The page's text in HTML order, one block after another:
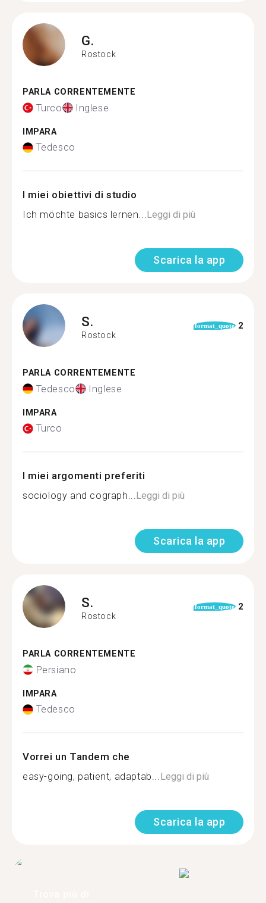
G.
Rostock
PARLA CORRENTEMENTE
Turco Inglese
IMPARA
Tedesco
I miei obiettivi di studio
Ich möchte basics lernen...Leggi di più
Scarica la app
S.
Rostock
format_quote 2
PARLA CORRENTEMENTE
Tedesco Inglese
IMPARA
Turco
I miei argomenti preferiti
sociology and cograph...Leggi di più
Scarica la app
S.
Rostock
format_quote 2
PARLA CORRENTEMENTE
Persiano
IMPARA
Tedesco
Vorrei un Tandem che
easy-going, patient, adaptab...Leggi di più
Scarica la app